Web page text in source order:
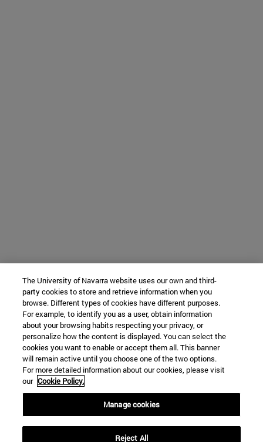
The University of Navarra website uses our own and third-
party cookies to store and retrieve information when you
browse. Different types of cookies have different purposes.
For example, to identify you as a user, obtain information
about your browsing habits respecting your privacy, or
personalize how the content is displayed. You can select the
cookies you want to enable or accept them all. This banner
will remain active until you choose one of the two options.
For more detailed information about our cookies, please visit
our Cookie Policy.
Manage cookies
Reject All